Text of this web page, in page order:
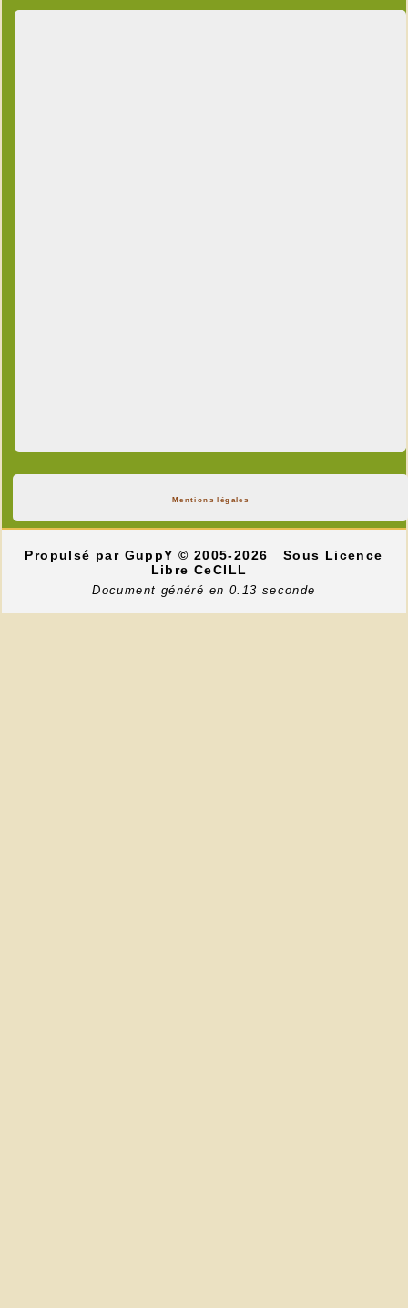
Mentions légales
Propulsé par GuppY© 2005-2026
Sous Licence
Libre CeCILL
Document généré en 0.13 seconde